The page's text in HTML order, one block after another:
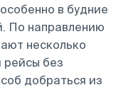
в будние
По направлению
несколько
рейсы без
добраться из